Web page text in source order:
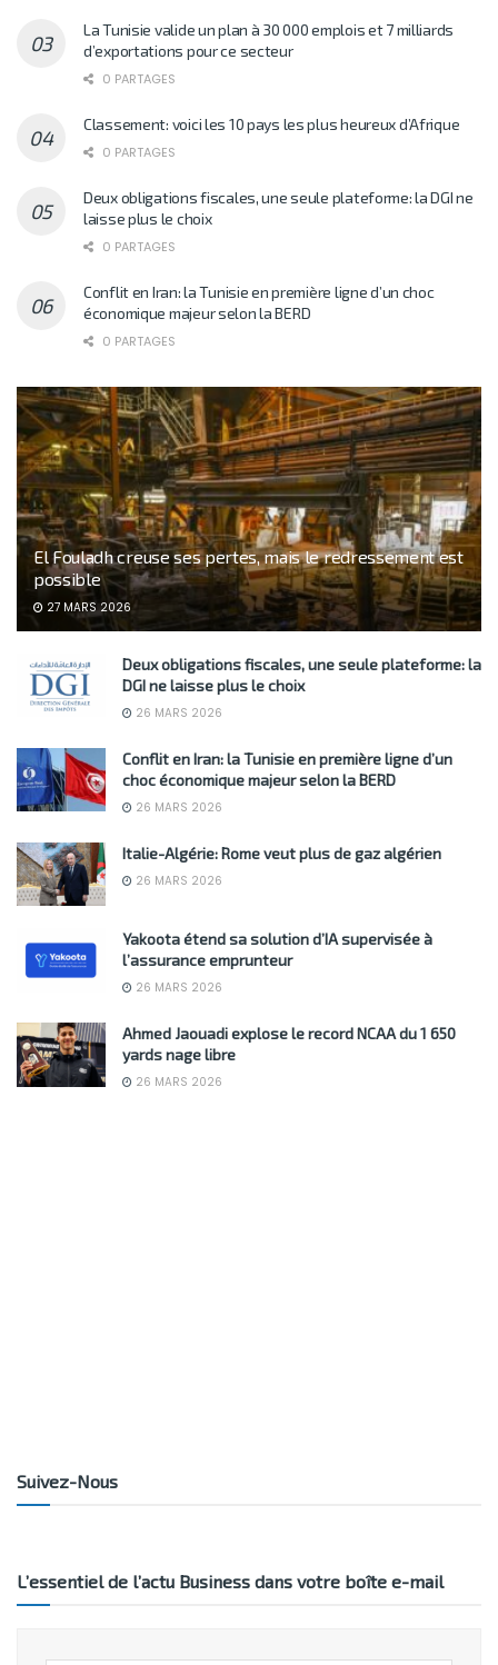
La Tunisie valide un plan à 30 000 emplois et 7 milliards
d’exportations pour ce secteur
0 PARTAGES
Classement: voici les 10 pays les plus heureux d’Afrique
0 PARTAGES
Deux obligations fiscales, une seule plateforme: la DGI ne
laisse plus le choix
0 PARTAGES
Conflit en Iran: la Tunisie en première ligne d’un choc
économique majeur selon la BERD
0 PARTAGES
El Fouladh creuse ses pertes, mais le redressement est
possible
27 MARS 2026
Deux obligations fiscales, une seule plateforme: la
DGI ne laisse plus le choix
26 MARS 2026
Conflit en Iran: la Tunisie en première ligne d’un
choc économique majeur selon la BERD
26 MARS 2026
Italie-Algérie: Rome veut plus de gaz algérien
26 MARS 2026
Yakoota étend sa solution d’IA supervisée à
l’assurance emprunteur
26 MARS 2026
Ahmed Jaouadi explose le record NCAA du 1 650
yards nage libre
26 MARS 2026
Suivez-Nous
L’essentiel de l’actu Business dans votre boîte e-mail